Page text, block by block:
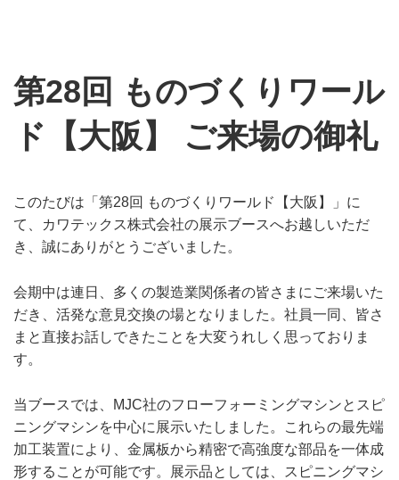
第28回 ものづくりワール
ド【大阪】 ご来場の御礼
このたびは「第28回 ものづくりワールド【大阪】」に
て、カワテックス株式会社の展示ブースへお越しいただ
き、誠にありがとうございました。
会期中は連日、多くの製造業関係者の皆さまにご来場いた
だき、活発な意見交換の場となりました。社員一同、皆さ
まと直接お話しできたことを大変うれしく思っておりま
す。
当ブースでは、MJC社のフローフォーミングマシンとスピ
ニングマシンを中心に展示いたしました。これらの最先端
加工装置により、金属板から精密で高強度な部品を一体成
形することが可能です。展示品としては、スピニングマシ